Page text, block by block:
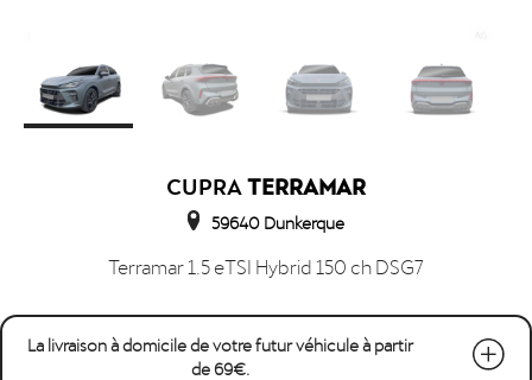
CUPRATERRAMAR
Terramar 1.5 eTSI Hybrid 150 ch DSG7
59640 Dunkerque
La livraison à domicile de votre futur véhicule à partir
de 69€.